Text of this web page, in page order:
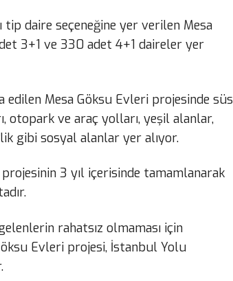
daire seçeneğine yer verilen Mesa
3+1 ve 330 adet 4+1 daireler yer
Mesa Göksu Evleri projesinde süs
otopark ve araç yolları, yeşil alanlar,
gibi sosyal alanlar yer alıyor.
3 yıl içerisinde tamamlanarak
rahatsız olmaması için
Evleri projesi, İstanbul Yolu